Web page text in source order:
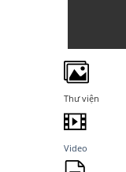
Thư viện
Video